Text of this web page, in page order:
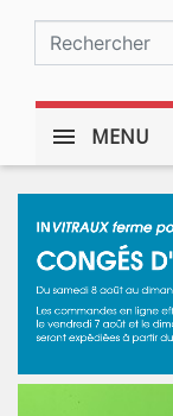
MENU